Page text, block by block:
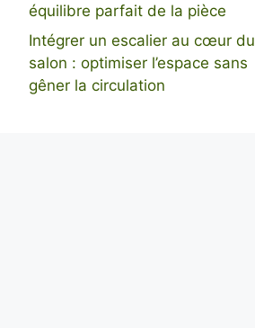
équilibre parfait de la pièce
Intégrer un escalier au cœur du
salon : optimiser l’espace sans
gêner la circulation